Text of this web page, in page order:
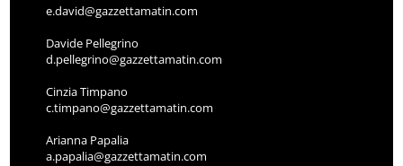
e.david@gazzettamatin.com
Davide Pellegrino
d.pellegrino@gazzettamatin.com
Cinzia Timpano
c.timpano@gazzettamatin.com
Arianna Papalia
a.papalia@gazzettamatin.com